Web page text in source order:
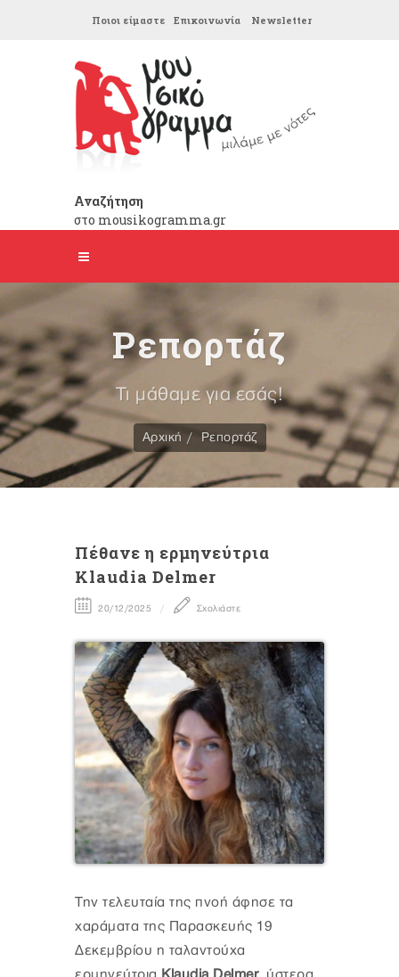
Ποιοι είμαστε Επικοινωνία Newsletter
Αναζήτηση
στο mousikogramma.gr
Ρεπορτάζ
Τι μάθαμε για εσάς!
Αρχική Ρεπορτάζ
Πέθανε η ερμηνεύτρια
Klaudia Delmer
20/12/2025 Σχολιάστε
Την τελευταία της πνοή άφησε τα
χαράματα της Παρασκευής 19
Δεκεμβρίου η ταλαντούχα